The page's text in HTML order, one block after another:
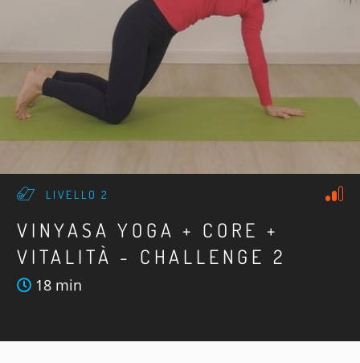
LIVELLO 2
VINYASA YOGA + CORE +
VITALITÀ - CHALLENGE 2
18 min